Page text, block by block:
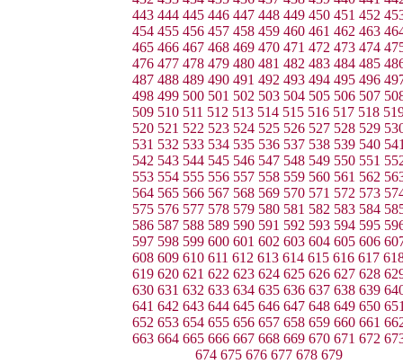
443 444 445 446 447 448 449 450 451 452
454 455 456 457 458 459 460 461 462 463
465 466 467 468 469 470 471 472 473 474
476 477 478 479 480 481 482 483 484 485
487 488 489 490 491 492 493 494 495 496
498 499 500 501 502 503 504 505 506 507
509 510 511 512 513 514 515 516 517 518
520 521 522 523 524 525 526 527 528 529
531 532 533 534 535 536 537 538 539 540
542 543 544 545 546 547 548 549 550 551
553 554 555 556 557 558 559 560 561 562
564 565 566 567 568 569 570 571 572 573
575 576 577 578 579 580 581 582 583 584
586 587 588 589 590 591 592 593 594 595
597 598 599 600 601 602 603 604 605 606
608 609 610 611 612 613 614 615 616 617
619 620 621 622 623 624 625 626 627 628
630 631 632 633 634 635 636 637 638 639
641 642 643 644 645 646 647 648 649 650
652 653 654 655 656 657 658 659 660 661
663 664 665 666 667 668 669 670 671 672
674 675 676 677 678 679